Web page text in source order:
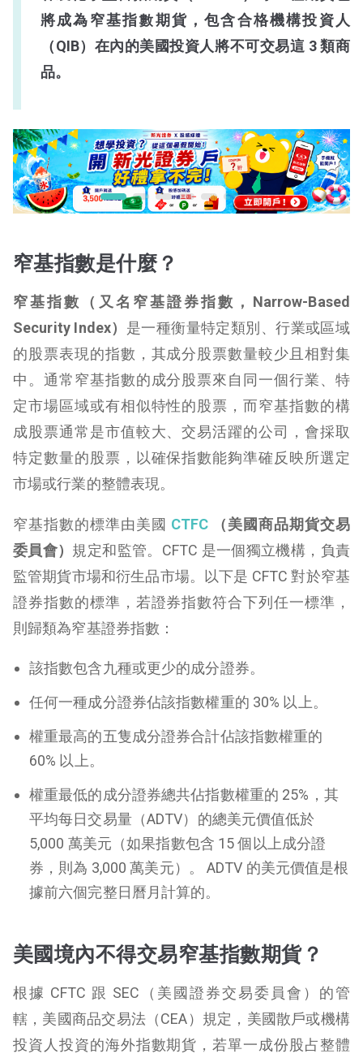
將成為窄基指數期貨，包含合格機構投資人
（QIB）在內的美國投資人將不可交易這 3 類商
品。
窄基指數是什麼？
窄基指數（又名窄基證券指數， Narrow-Based
Security Index） 是一種衡量特定類別、行業或區域
的股票表現的指數，其成分股票數量較少且相對集
中。通常窄基指數的成分股票來自同一個行業、特
定市場區域或有相似特性的股票，而窄基指數的構
成股票通常是市值較大、交易活躍的公司，會採取
特定數量的股票，以確保指數能夠準確反映所選定
市場或行業的整體表現。
窄基指數的標準由美國 CTFC （美國商品期貨交易
委員會） 規定和監管。CFTC 是一個獨立機構，負責
監管期貨市場和衍生品市場。以下是 CFTC 對於窄基
證券指數的標準，若證券指數符合下列任一標準，
則歸類為窄基證券指數：
該指數包含九種或更少的成分證券。
任何一種成分證券佔該指數權重的 30% 以上。
權重最高的五隻成分證券合計佔該指數權重的
60% 以上。
權重最低的成分證券總共佔指數權重的 25%，其
平均每日交易量（ADTV）的總美元價值低於
5,000 萬美元（如果指數包含 15 個以上成分證
券，則為 3,000 萬美元）。 ADTV 的美元價值是根
據前六個完整日曆月計算的。
美國境內不得交易窄基指數期貨？
根據 CFTC 跟 SEC（美國證券交易委員會）的管
轄，美國商品交易法（CEA）規定，美國散戶或機構
投資人投資的海外指數期貨，若單一成份股占整體